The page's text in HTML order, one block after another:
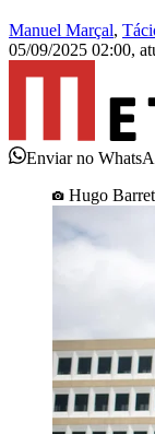
Manuel Marçal,
05/09/2025 02:00,
Enviar no
Hugo